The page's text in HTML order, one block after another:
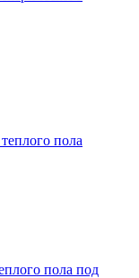
пола
пола под